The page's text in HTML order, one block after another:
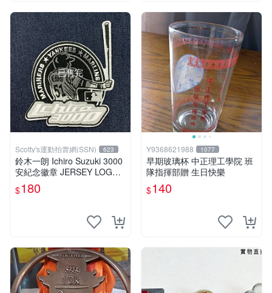
已售完
Scotty's運動拍賣網(SSN) 623
鈴木一朗 Ichiro Suzuki 3000
安紀念徽章 JERSEY LOGO
$180
Y9368621988 1077
早期玻璃杯 中正理工學院 班
隊指揮部贈 生日快樂
$140